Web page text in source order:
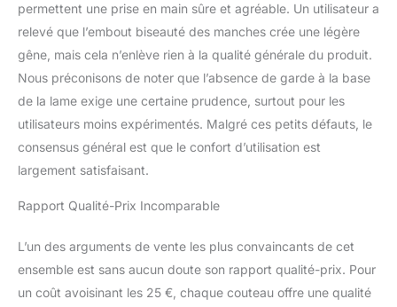
Une esthétique raffinée,
une incroyable rétention
des bords et des
performances inégalées
sa popularité sur le
marché. SIGNIFICATION
DE GENBU : La tortue
(げんぶ), est l'un des
qui protègent Kyoto et
ville au nord. Représenté
par le sanctuaire Kenkun,
permettent une prise en main sûre et agréable. Un utilisateur a
relevé que l’embout biseauté des manches crée une légère
gêne, mais cela n’enlève rien à la qualité générale du produit.
Nous préconisons de noter que l’absence de garde à la base
de la lame exige une certaine prudence, surtout pour les
utilisateurs moins expérimentés. Malgré ces petits défauts, le
consensus général est que le confort d’utilisation est
largement satisfaisant.
Rapport Qualité-Prix Incomparable
L’un des arguments de vente les plus convaincants de cet
ensemble est sans aucun doute son rapport qualité-prix. Pour
un coût avoisinant les 25 €, chaque couteau offre une qualité